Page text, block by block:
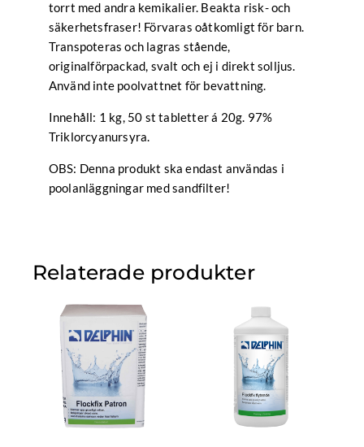
torrt med andra kemikalier. Beakta risk- och
säkerhetsfraser! Förvaras oåtkomligt för barn.
Transpoteras och lagras stående,
originalförpackad, svalt och ej i direkt solljus.
Använd inte poolvattnet för bevattning.
Innehåll: 1 kg, 50 st tabletter á 20g. 97%
Triklorcyanursyra.
OBS: Denna produkt ska endast användas i
poolanläggningar med sandfilter!
Relaterade produkter